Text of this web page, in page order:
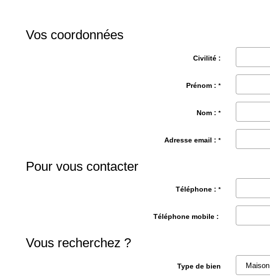
Vos coordonnées
Civilité :
Prénom :*
Nom :*
Adresse email :*
Pour vous contacter
Téléphone :*
Téléphone mobile :
Vous recherchez ?
Type de bien